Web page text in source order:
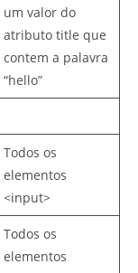
um valor do
atributo title que
contem a palavra
“hello”
Todos os
elementos
<input>
Todos os
elementos